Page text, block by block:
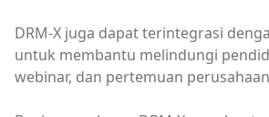
DRM-X juga dapat terintegrasi
untuk membantu melindungi
webinar, dan pertemuan